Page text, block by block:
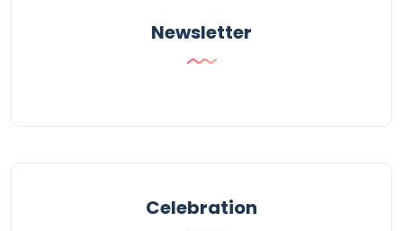
Newsletter
Celebration